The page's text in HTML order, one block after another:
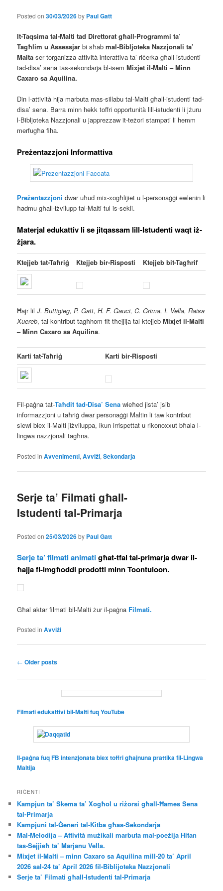
Posted on30/03/2026by Paul Gatt
It-Taqsima tal-Malti tad Direttorat għall-Programmi ta’
Tagħlim u Assessjar bi sħabmal-Bibljoteka Nazzjonali ta’
Malta ser torganizza attività interattiva ta’ riċerka għall-istudenti
tad-disa’ sena tas-sekondarja bl-isemMixjet il-Malti – Minn
Caxaro sa Aquilina.
Din l-attività hija marbuta mas-sillabu tal-Malti għall-istudenti tad-
disa’ sena. Barra minn hekk toffri opportunità lill-istudenti li jżuru
l-Bibljoteka Nazzjonali u japprezzaw it-teżori stampati li hemm
merfugħa fiha.
Preżentazzjoni Informattiva
Preżentazzjoni dwar uħud mix-xogħlijiet u l-personaġġi ewlenin li
ħadmu għall-iżvilupp tal-Malti tul is-sekli.
Materjal edukattiv li se jitqassam lill-Istudenti waqt iż-
żjara.
Ktejjeb tat-Taħriġ Ktejjeb bir-Risposti Ktejjeb bit-Tagħrif
Ħajr lil J. Buttigieg, P. Gatt, H. F. Gauci, C. Grima, I. Vella, Raisa
Xuereb, tal-kontribut tagħhom fit-tħejjija tal-ktejjebMixjet il-Malti
– Minn Caxaro sa Aquilina.
Karti tat-Taħriġ Karti bir-Risposti
Fil-paġna tat-Taħdit tad-Disa’ Sena wieħed jista’ jsib
informazzjoni u taħriġ dwar personaġġi Maltin li taw kontribut
siewi biex il-Malti jiżviluppa, ikun irrispettat u rikonoxxut bħala l-
lingwa nazzjonali tagħna.
Posted in Avvenimenti,Avviżi,Sekondarja
Serje ta’ Filmati għall-
Istudenti tal-Primarja
Posted on25/03/2026by Paul Gatt
Serje ta’ filmati animatigħat-tfal tal-primarja dwar il-
ħajja fl-imgħoddi prodotti minn Toontuloon.
Għal aktar filmati bil-Malti żur il-paġna Filmati.
Posted in Avviżi
Post
← Older posts
Filmati edukattivi bil-Malti fuq YouTube
Il-paġna fuq FB intenzjonata biex toffri għajnuna prattika fil-Lingwa
Maltija
RIĊENTI
Kampjun ta’ Skema ta’ Xogħol u riżorsi għall-Ħames Sena
tal-Primarja
Kampjuni tal-Ġeneri tal-Kitba għas-Sekondarja
Mal-Melodija – Attività mużikali marbuta mal-poeżija Ħitan
tas-Sejjieħ ta’ Marjanu Vella.
Mixjet il-Malti – minn Caxaro sa Aquilina mill-20 ta’ April
2026 sal-24 ta’ April 2026 fil-Biblijoteka Nazzjonali
Serje ta’ Filmati għall-Istudenti tal-Primarja